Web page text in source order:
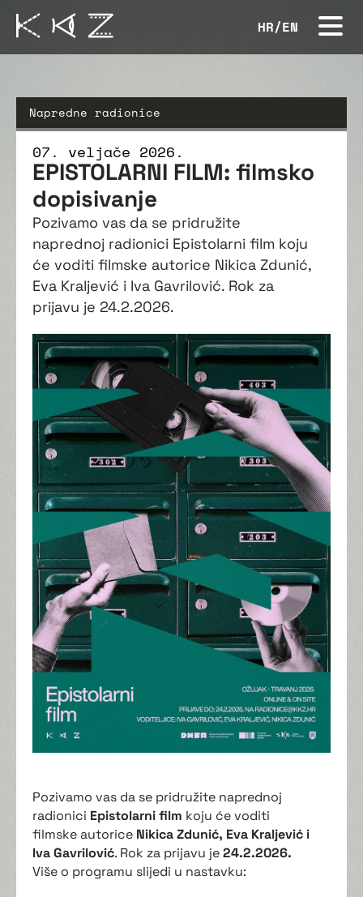
HR/EN
Napredne radionice
07. veljače 2026.
EPISTOLARNI FILM: filmsko
dopisivanje
Pozivamo vas da se pridružite
naprednoj radionici Epistolarni film koju
će voditi filmske autorice Nikica Zdunić,
Eva Kraljević i Iva Gavrilović. Rok za
prijavu je 24.2.2026.
Pozivamo vas da se pridružite naprednoj
radionici Epistolarni film koju će voditi
filmske autorice Nikica Zdunić, Eva Kraljević i
Iva Gavrilović. Rok za prijavu je24.2.2026.
Više o programu slijedi u nastavku: